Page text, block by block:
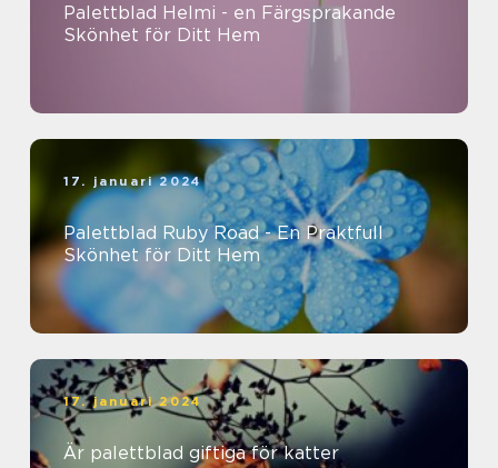
Palettblad Helmi - en Färgsprakande
Skönhet för Ditt Hem
17. januari 2024
Palettblad Ruby Road - En Praktfull
Skönhet för Ditt Hem
17. januari 2024
Är palettblad giftiga för katter